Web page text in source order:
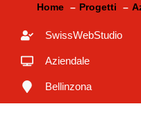
Home Progetti
SwissWebStudio
Aziendale
Bellinzona